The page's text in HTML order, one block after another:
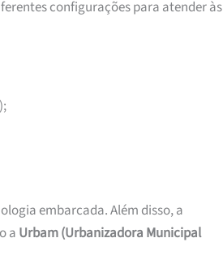
configurações para atender às
embarcada. Além disso, a
a Urbam (Urbanizadora Municipal